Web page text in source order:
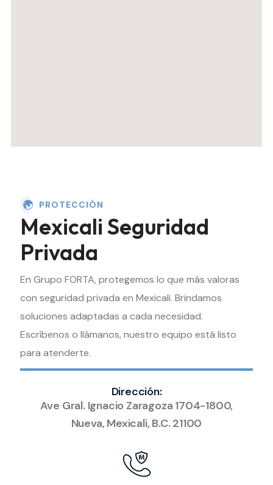
PROTECCIÓN
Mexicali Seguridad
Privada
En Grupo FORTA, protegemos lo que más valoras
con seguridad privada en Mexicali. Brindamos
soluciones adaptadas a cada necesidad.
Escríbenos o llámanos, nuestro equipo está listo
para atenderte.
Dirección:
Ave Gral. Ignacio Zaragoza 1704-1800,
Nueva, Mexicali, B.C. 21100